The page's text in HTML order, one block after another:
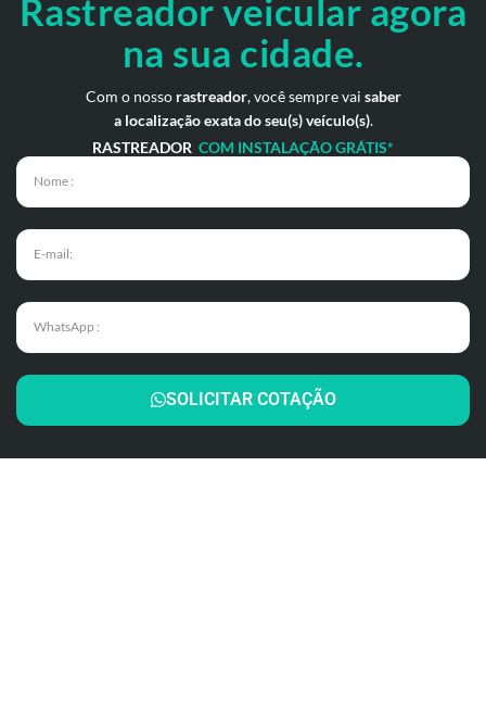
Rastreador veicular agora
na sua cidade.
Com o nosso rastreador, você sempre vai saber
a localização exata do seu(s) veículo(s).
RASTREADOR COM INSTALAÇÃO GRÁTIS*
SOLICITAR COTAÇÃO